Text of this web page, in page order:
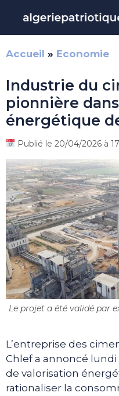
contenu
Accueil » Economie
Industrie du
pionnière
énergétique
Publié le 20/04/2026 à
Le projet a été validé par
L’entreprise des
Chlef a annoncé
de valorisation
rationaliser la